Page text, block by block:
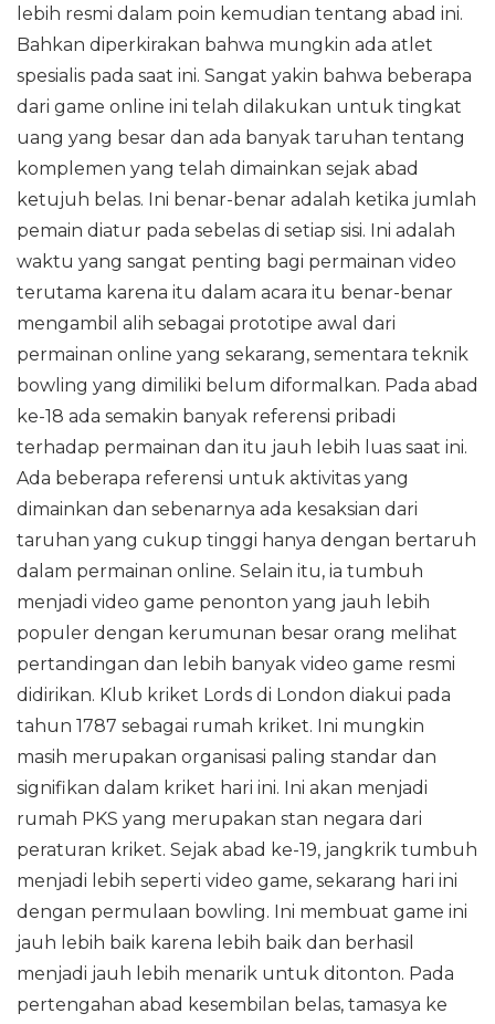
lebih resmi dalam poin kemudian tentang abad ini.
Bahkan diperkirakan bahwa mungkin ada atlet
spesialis pada saat ini. Sangat yakin bahwa beberapa
dari game online ini telah dilakukan untuk tingkat
uang yang besar dan ada banyak taruhan tentang
komplemen yang telah dimainkan sejak abad
ketujuh belas. Ini benar-benar adalah ketika jumlah
pemain diatur pada sebelas di setiap sisi. Ini adalah
waktu yang sangat penting bagi permainan video
terutama karena itu dalam acara itu benar-benar
mengambil alih sebagai prototipe awal dari
permainan online yang sekarang, sementara teknik
bowling yang dimiliki belum diformalkan. Pada abad
ke-18 ada semakin banyak referensi pribadi
terhadap permainan dan itu jauh lebih luas saat ini.
Ada beberapa referensi untuk aktivitas yang
dimainkan dan sebenarnya ada kesaksian dari
taruhan yang cukup tinggi hanya dengan bertaruh
dalam permainan online. Selain itu, ia tumbuh
menjadi video game penonton yang jauh lebih
populer dengan kerumunan besar orang melihat
pertandingan dan lebih banyak video game resmi
didirikan. Klub kriket Lords di London diakui pada
tahun 1787 sebagai rumah kriket. Ini mungkin
masih merupakan organisasi paling standar dan
signifikan dalam kriket hari ini. Ini akan menjadi
rumah PKS yang merupakan stan negara dari
peraturan kriket. Sejak abad ke-19, jangkrik tumbuh
menjadi lebih seperti video game, sekarang hari ini
dengan permulaan bowling. Ini membuat game ini
jauh lebih baik karena lebih baik dan berhasil
menjadi jauh lebih menarik untuk ditonton. Pada
pertengahan abad kesembilan belas, tamasya ke